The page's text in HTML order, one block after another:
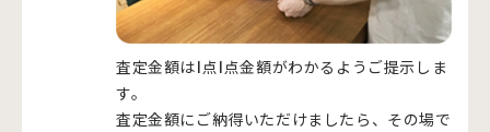
査定金額は1点1点金額がわかるようご提示しま
す。
査定金額にご納得いただけましたら、その場で